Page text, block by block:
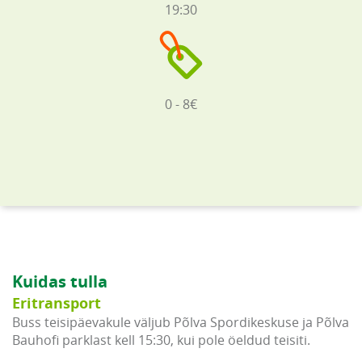
19:30
0 - 8€
Kuidas tulla
Eritransport
Buss teisipäevakule väljub Põlva Spordikeskuse ja Põlva
Bauhofi parklast kell 15:30, kui pole öeldud teisiti.